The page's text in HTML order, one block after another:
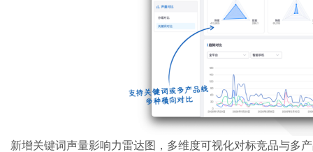
新增关键词声量影响力雷达图，多维度可视化对标竞品与多